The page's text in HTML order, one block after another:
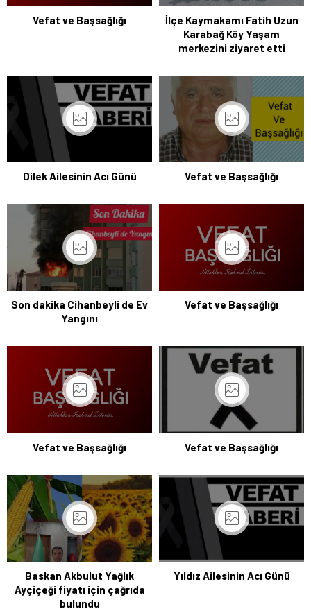
Vefat ve Başsağlığı
İlçe Kaymakamı Fatih Uzun
Karabağ Köy Yaşam
merkezini ziyaret etti
Dilek Ailesinin Acı Günü Vefat ve Başsağlığı
Son dakika Cihanbeyli de Ev
Yangını
Vefat ve Başsağlığı
Vefat ve Başsağlığı Vefat ve Başsağlığı
Baskan Akbulut Yağlık
Ayçiçeği fiyatı için çağrıda
bulundu
Yıldız Ailesinin Acı Günü